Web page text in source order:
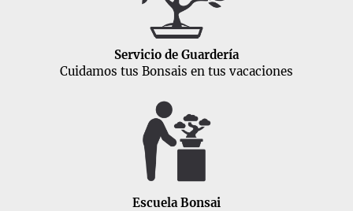
Servicio de Guardería
Cuidamos tus Bonsais en tus vacaciones
Escuela Bonsai